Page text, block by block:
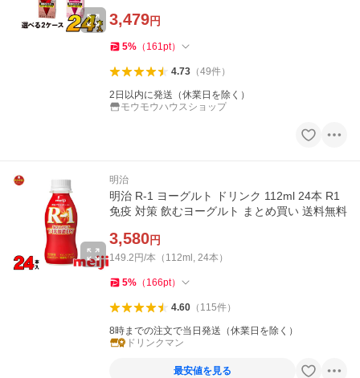
3,479円
5% （ 161pt）
4.73（49件）
2日以内に発送（休業日を除く）
モウモウハウスショップ
明治
明治 R-1 ヨーグルト ドリンク 112ml 24本 R1
免疫 対策 飲むヨーグルト まとめ買い 送料無料
3,580円
149.2円/本（112ml, 24本）
5% （ 166pt）
4.60（ 115件）
8時までの注文で当日発送（休業日を除く）
ドリンクマン
最安値を見る